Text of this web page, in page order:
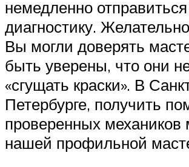
немедленно
диагностику.
Вы могли доверять
быть уверены, что они
«сгущать краски». В
Петербурге, получить
проверенных механиков
нашей профильной